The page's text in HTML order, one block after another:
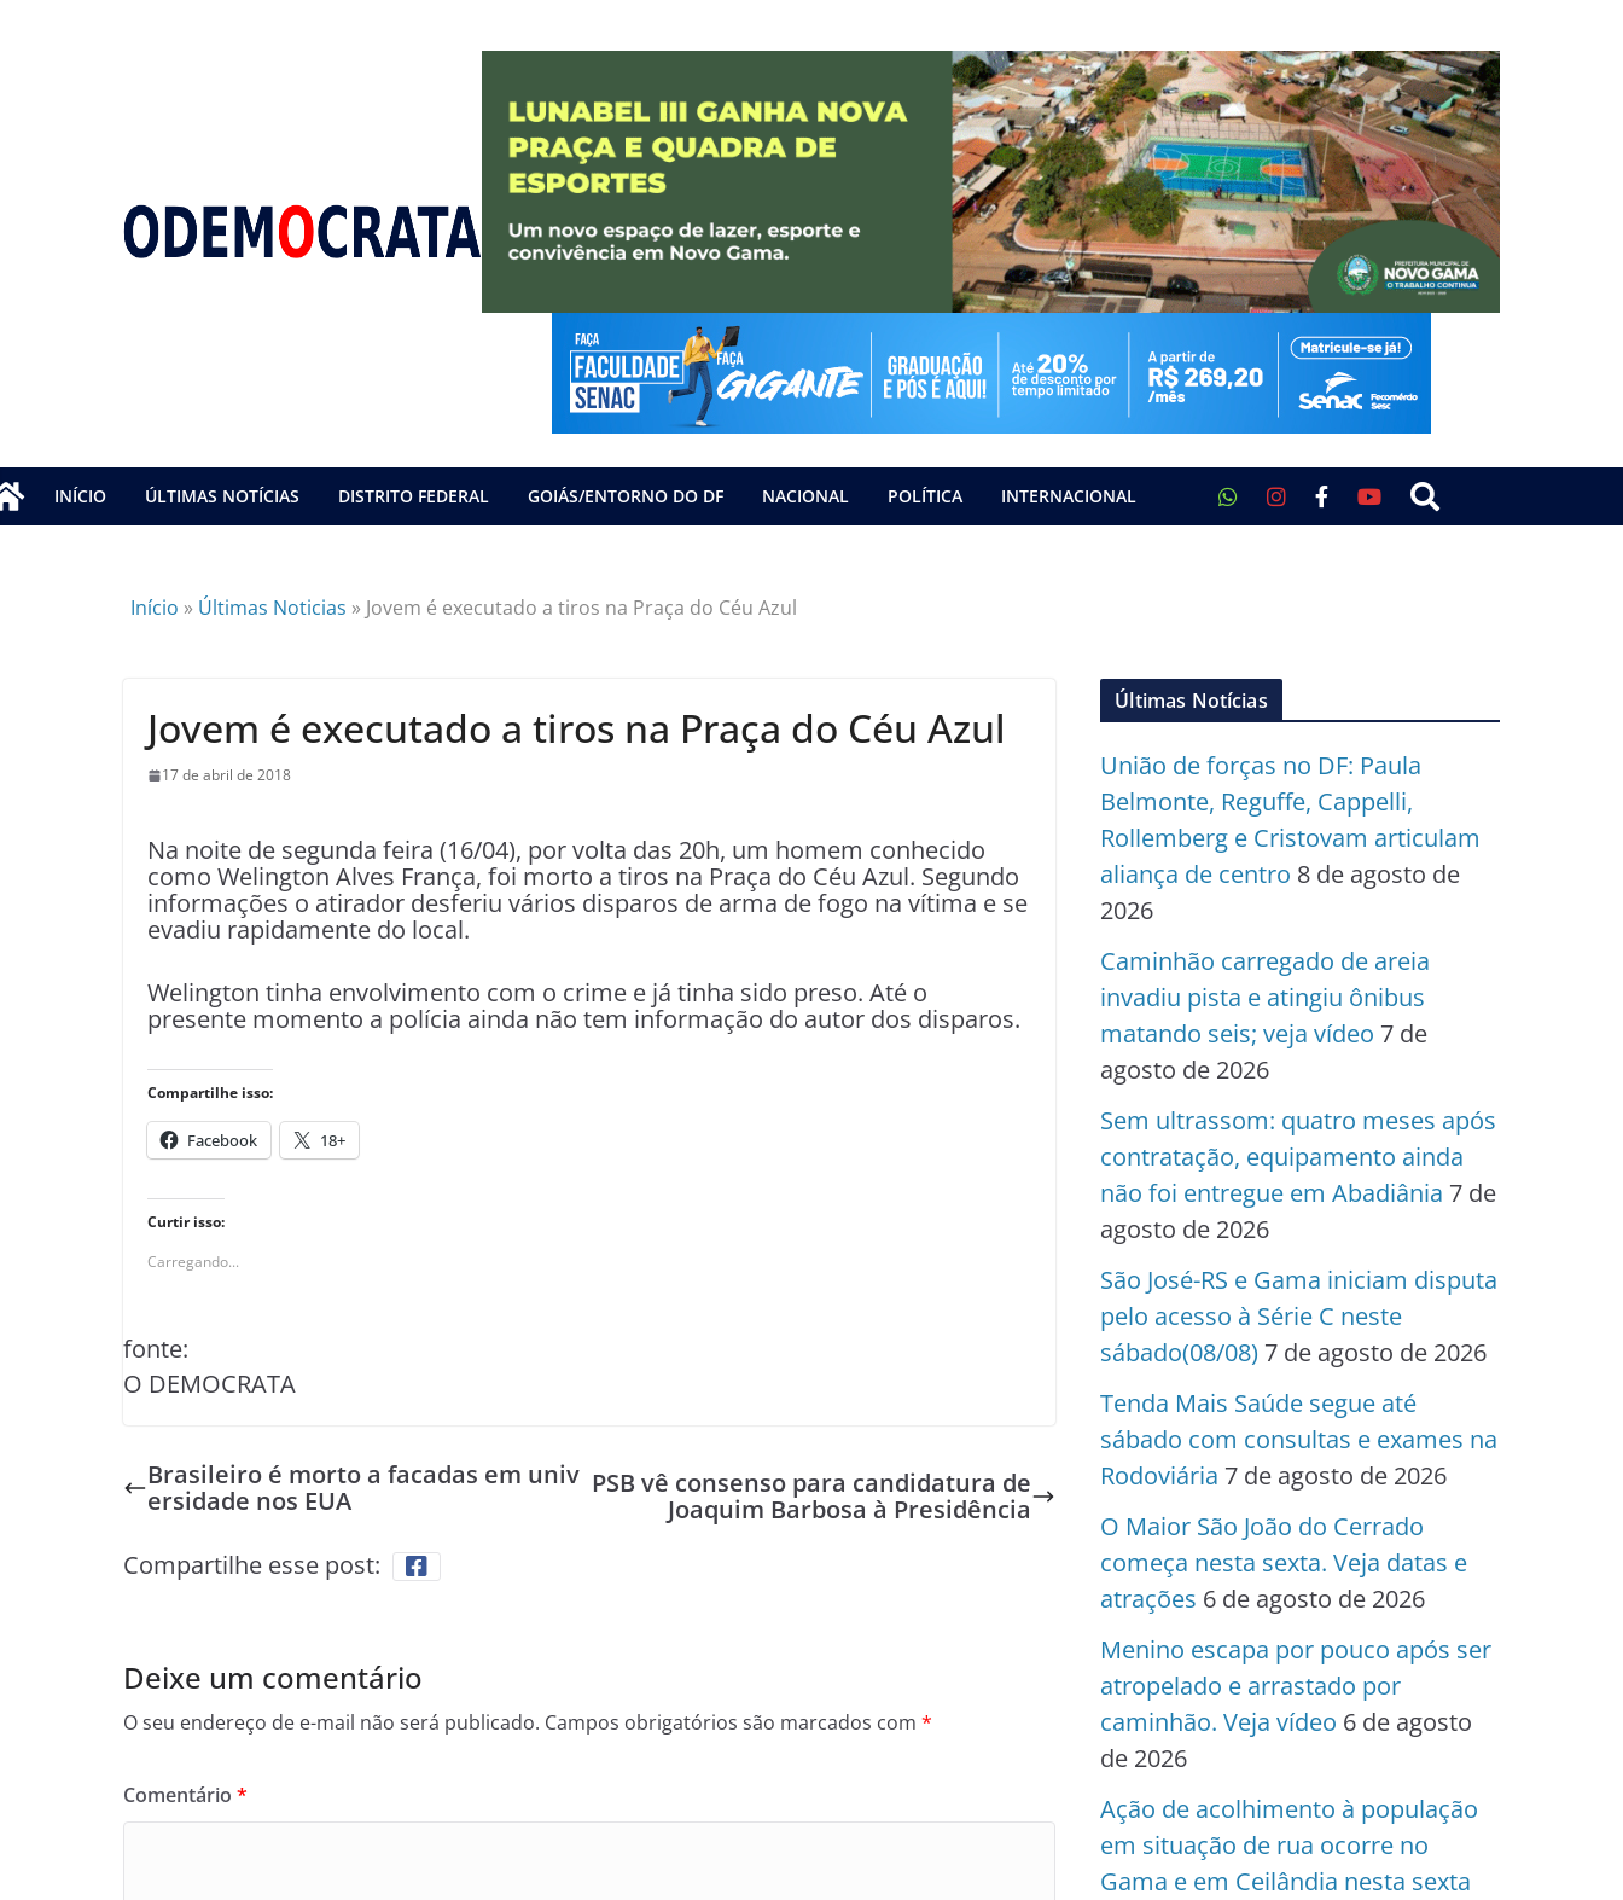
INÍCIO ÚLTIMAS NOTÍCIAS DISTRITO FEDERAL GOIÁS/ENTORNO DO DF NACIONAL POLÍTICA INTERNACIONAL
Início » Últimas Noticias » Jovem é executado a tiros na Praça do Céu Azul
Jovem é executado a tiros na Praça do Céu Azul
17 de abril de 2018
Na noite de segunda feira (16/04), por volta das 20h, um homem conhecido
como Welington Alves França, foi morto a tiros na Praça do Céu Azul. Segundo
informações o atirador desferiu vários disparos de arma de fogo na vítima e se
evadiu rapidamente do local.
Welington tinha envolvimento com o crime e já tinha sido preso. Até o
presente momento a polícia ainda não tem informação do autor dos disparos.
Compartilhe isso:
Facebook 18+
Curtir isso:
Carregando...
fonte:
O DEMOCRATA
Brasileiro é morto a facadas em univ
ersidade nos EUA
PSB vê consenso para candidatura de
Joaquim Barbosa à Presidência
Compartilhe esse post:
Deixe um comentário
O seu endereço de e-mail não será publicado. Campos obrigatórios são marcados com *
Comentário *
Últimas Notícias
União de forças no DF: Paula
Belmonte, Reguffe, Cappelli,
Rollemberg e Cristovam articulam
aliança de centro 8 de agosto de
2026
Caminhão carregado de areia
invadiu pista e atingiu ônibus
matando seis; veja vídeo 7 de
agosto de 2026
Sem ultrassom: quatro meses após
contratação, equipamento ainda
não foi entregue em Abadiânia 7 de
agosto de 2026
São José-RS e Gama iniciam disputa
pelo acesso à Série C neste
sábado(08/08) 7 de agosto de 2026
Tenda Mais Saúde segue até
sábado com consultas e exames na
Rodoviária 7 de agosto de 2026
O Maior São João do Cerrado
começa nesta sexta. Veja datas e
atrações 6 de agosto de 2026
Menino escapa por pouco após ser
atropelado e arrastado por
caminhão. Veja vídeo 6 de agosto
de 2026
Ação de acolhimento à população
em situação de rua ocorre no
Gama e em Ceilândia nesta sexta